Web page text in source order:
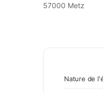
57000 Metz
Nature de